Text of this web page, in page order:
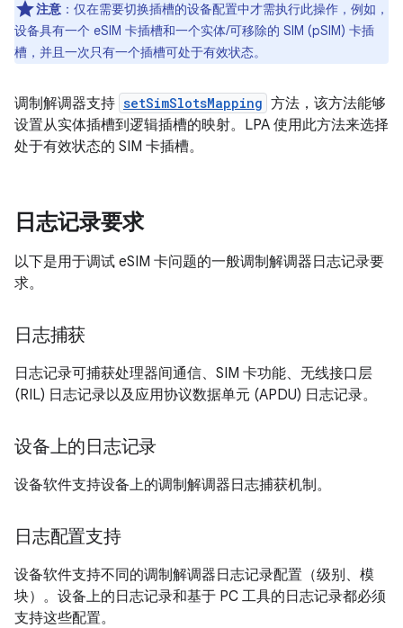
注意 ：仅在需要切换插槽的设备配置中才需执行此操作，例如，
设备具有一个 eSIM 卡插槽和一个实体/可移除的 SIM (pSIM) 卡插
槽，并且一次只有一个插槽可处于有效状态。
调制解调器支持 setSimSlotsMapping 方法，该方法能够
设置从实体插槽到逻辑插槽的映射。LPA 使用此方法来选择
处于有效状态的 SIM 卡插槽。
日志记录要求
以下是用于调试 eSIM 卡问题的一般调制解调器日志记录要
求。
日志捕获
日志记录可捕获处理器间通信、SIM 卡功能、无线接口层
(RIL) 日志记录以及应用协议数据单元 (APDU) 日志记录。
设备上的日志记录
设备软件支持设备上的调制解调器日志捕获机制。
日志配置支持
设备软件支持不同的调制解调器日志记录配置（级别、模
块）。设备上的日志记录和基于 PC 工具的日志记录都必须
支持这些配置。